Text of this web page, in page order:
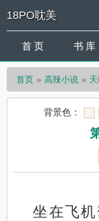
18PO耽美
首 页 书 库
首页 高辣小说
背景色：
坐在飞